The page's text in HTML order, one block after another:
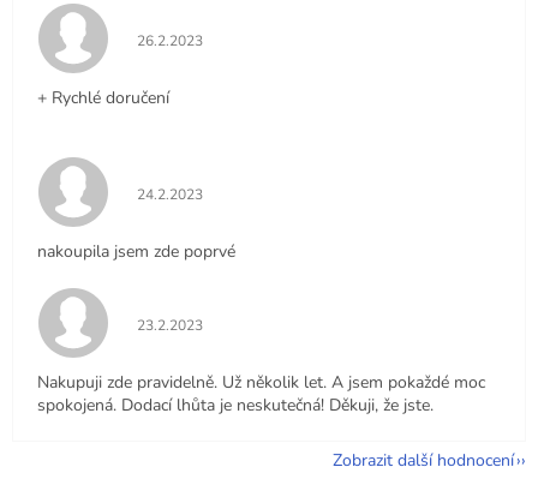
Hodnocení obchodu je 5 z 5 hvězdiček.
26.2.2023
+ Rychlé doručení
Hodnocení obchodu je 5 z 5 hvězdiček.
24.2.2023
nakoupila jsem zde poprvé
Hodnocení obchodu je 5 z 5 hvězdiček.
23.2.2023
Nakupuji zde pravidelně. Už několik let. A jsem pokaždé moc
spokojená. Dodací lhůta je neskutečná! Děkuji, že jste.
Zobrazit další hodnocení